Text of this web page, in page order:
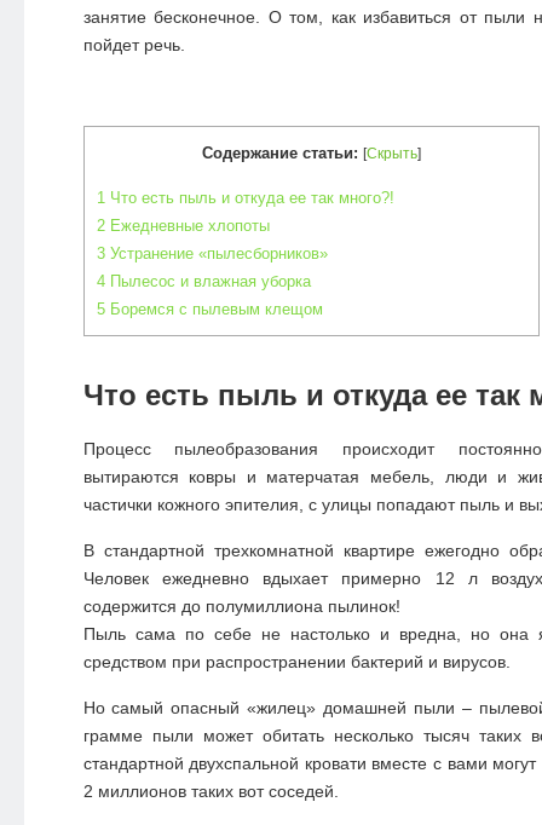
занятие бесконечное. О том, как избавиться от пыли
пойдет речь.
Содержание статьи: [Скрыть]
1Что есть пыль и откуда ее так много?!
2Ежедневные хлопоты
3Устранение «пылесборников»
4Пылесос и влажная уборка
5Боремся с пылевым клещом
Что есть пыль и откуда ее так
Процесс пылеобразования происходит
вытираются ковры и матерчатая мебель, люди и
частички кожного эпителия, с улицы попадают пыль и
В стандартной трехкомнатной квартире ежегодно
Человек ежедневно вдыхает примерно 12 л
содержится до полумиллиона пылинок!
Пыль сама по себе не настолько и вредна, но она
средством при распространении бактерий и вирусов.
Но самый опасный «жилец» домашней пыли –
грамме пыли может обитать несколько тысяч таких
стандартной двухспальной кровати вместе с вами
2 миллионов таких вот соседей.